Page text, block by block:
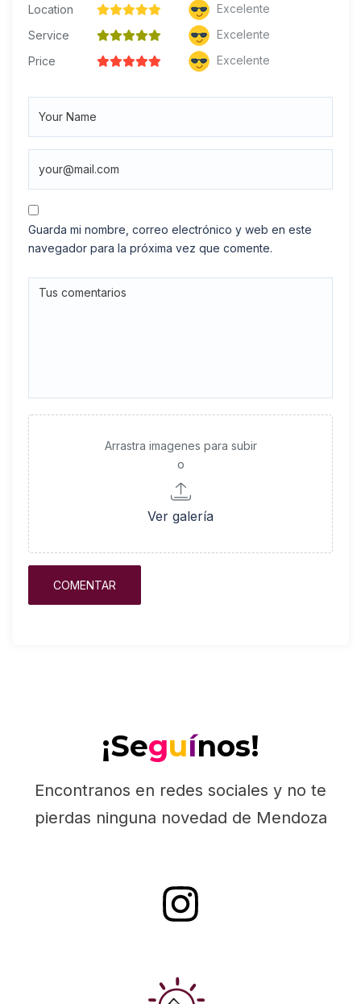
Location
Excelente
Service
Excelente
Price
Excelente
Guarda mi nombre, correo electrónico y web en este
navegador para la próxima vez que comente.
Arrastra imagenes para subir
o
Ver galería
¡Seguínos!
Encontranos en redes sociales y no te
pierdas ninguna novedad de Mendoza